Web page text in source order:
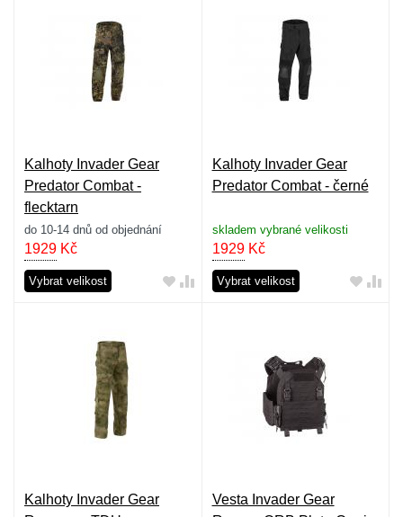
Kalhoty Invader Gear
Predator Combat -
flecktarn
do 10-14 dnů od objednání
1929 Kč
Vybrat velikost
Kalhoty Invader Gear
Predator Combat - černé
skladem vybrané velikosti
1929Kč
Vybrat velikost
Kalhoty Invader Gear
Vesta Invader Gear